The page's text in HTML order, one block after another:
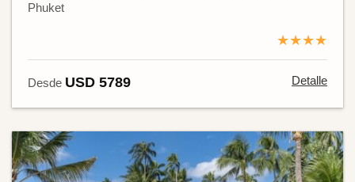
Phuket
★★★★
Desde USD 5789 Detalle